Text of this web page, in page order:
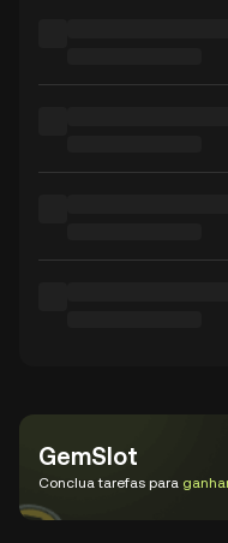
GemSlot
Conclua tarefas para